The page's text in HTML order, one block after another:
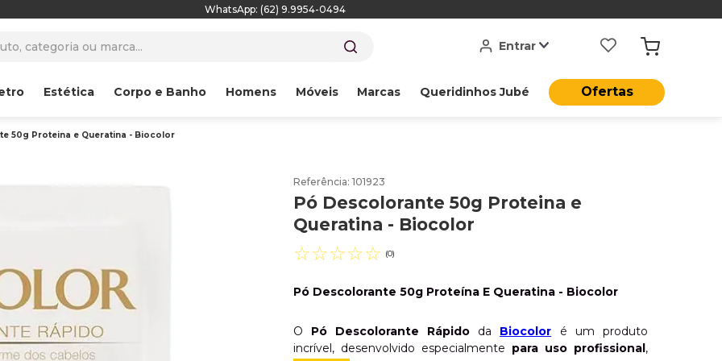
WhatsApp: (62) 9.9954-0494
Entrar
Estética Corpo e Banho Homens Móveis Marcas Queridinhos Jubé Ofertas
50g Proteina e Queratina - Biocolor
Referência:101923
Pó Descolorante 50g Proteina e
Queratina - Biocolor
☆☆☆☆☆ (0)
Pó Descolorante 50g Proteína E Queratina - Biocolor
O Pó Descolorante Rápido da Biocolor é um produto
incrível, desenvolvido especialmente para uso profissional,